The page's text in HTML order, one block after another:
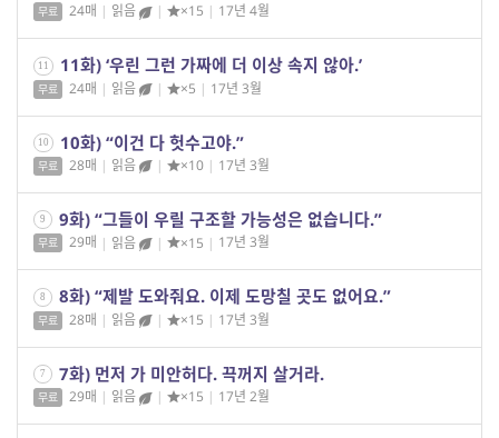
무료 24매 | 읽음 | ×15 | 17년 4월
11 11화) ‘우린 그런 가짜에 더 이상 속지 않아.’
무료 24매 | 읽음 | ×5 | 17년 3월
10 10화) “이건 다 헛수고야.”
무료 28매 | 읽음 | ×10 | 17년 3월
9 9화) “그들이 우릴 구조할 가능성은 없습니다.”
무료 29매 | 읽음 | ×15 | 17년 3월
8 8화) “제발 도와줘요. 이제 도망칠 곳도 없어요.”
무료 28매 | 읽음 | ×15 | 17년 3월
7 7화) 먼저 가 미안허다. 끅꺼지 살거라.
무료 29매 | 읽음 | ×15 | 17년 2월